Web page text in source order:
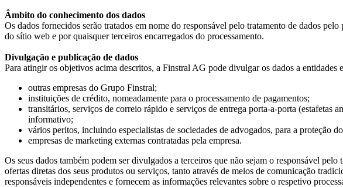
Âmbito do conhecimento dos dados
Os dados fornecidos serão tratados em nome do responsável pelo tratamento de dados
do sítio web e por quaisquer terceiros encarregados do processamento.
Divulgação e publicação de dados
Para atingir os objetivos acima descritos, a Finstral AG pode divulgar os dados a entidades
outras empresas do Grupo Finstral;
instituições de crédito, nomeadamente para o processamento de pagamentos;
transitários, serviços de correio rápido e serviços de entrega porta-a-porta (estafetas
informativo;
vários peritos, incluindo especialistas de sociedades de advogados, para a proteção
empresas de marketing externas contratadas pela empresa.
Os seus dados também podem ser divulgados a terceiros que não sejam o responsável
ofertas diretas dos seus produtos ou serviços, tanto através de meios de comunicação
responsáveis independentes e fornecem as informações relevantes sobre o respetivo